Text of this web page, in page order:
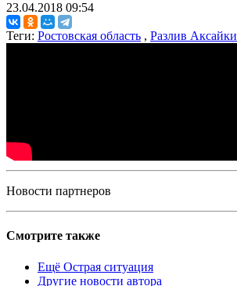
23.04.2018 09:54
Теги: Ростовская область , Разлив Аксайки
Новости партнеров
Смотрите также
Ещё Острая ситуация
Другие новости автора